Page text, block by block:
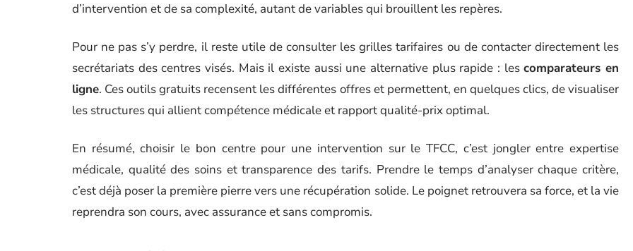
d’intervention et de sa complexité, autant de variables qui brouillent les repères.
Pour ne pas s’y perdre, il reste utile de consulter les grilles tarifaires ou de contacter directement les
secrétariats des centres visés. Mais il existe aussi une alternative plus rapide : lescomparateurs en
ligne. Ces outils gratuits recensent les différentes offres et permettent, en quelques clics, de visualiser
les structures qui allient compétence médicale et rapport qualité-prix optimal.
En résumé, choisir le bon centre pour une intervention sur le TFCC, c’est jongler entre expertise
médicale, qualité des soins et transparence des tarifs. Prendre le temps d’analyser chaque critère,
c’est déjà poser la première pierre vers une récupération solide. Le poignet retrouvera sa force, et la vie
reprendra son cours, avec assurance et sans compromis.